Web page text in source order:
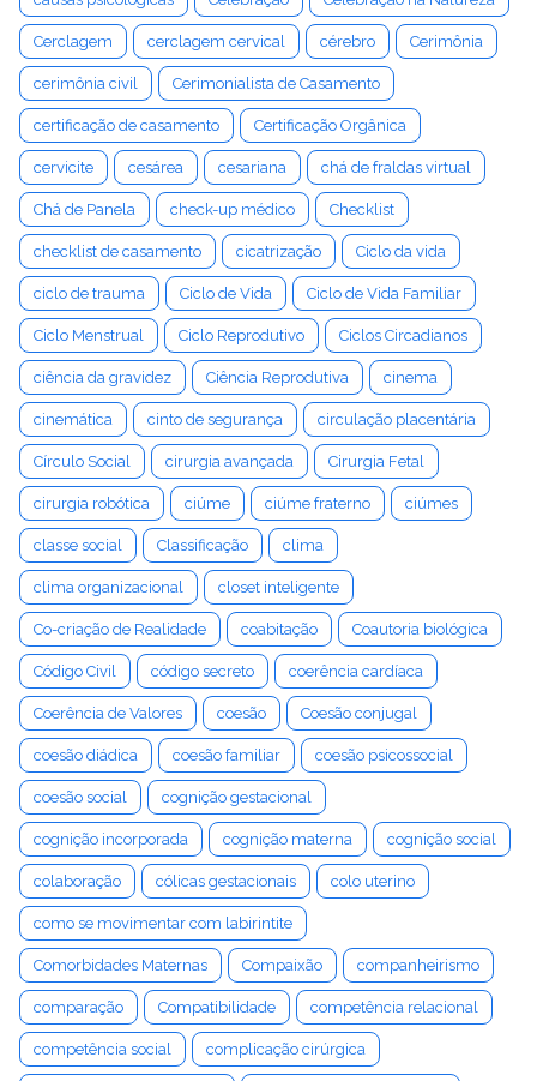
Cerclagem cerclagem cervical cérebro Cerimônia
cerimônia civil Cerimonialista de Casamento
certificação de casamento Certificação Orgânica
cervicite cesárea cesariana chá de fraldas virtual
Chá de Panela check-up médico Checklist
checklist de casamento cicatrização Ciclo da vida
ciclo de trauma Ciclo de Vida Ciclo de Vida Familiar
Ciclo Menstrual Ciclo Reprodutivo Ciclos Circadianos
ciência da gravidez Ciência Reprodutiva cinema
cinemática cinto de segurança circulação placentária
Círculo Social cirurgia avançada Cirurgia Fetal
cirurgia robótica ciúme ciúme fraterno ciúmes
classe social Classificação clima
clima organizacional closet inteligente
Co-criação de Realidade coabitação Coautoria biológica
Código Civil código secreto coerência cardíaca
Coerência de Valores coesão Coesão conjugal
coesão diádica coesão familiar coesão psicossocial
coesão social cognição gestacional
cognição incorporada cognição materna cognição social
colaboração cólicas gestacionais colo uterino
como se movimentar com labirintite
Comorbidades Maternas Compaixão companheirismo
comparação Compatibilidade competência relacional
competência social complicação cirúrgica